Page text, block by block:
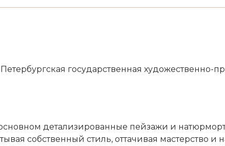
государственная художественно-
детализированные пейзажи и
собственный стиль, оттачивая мастерство